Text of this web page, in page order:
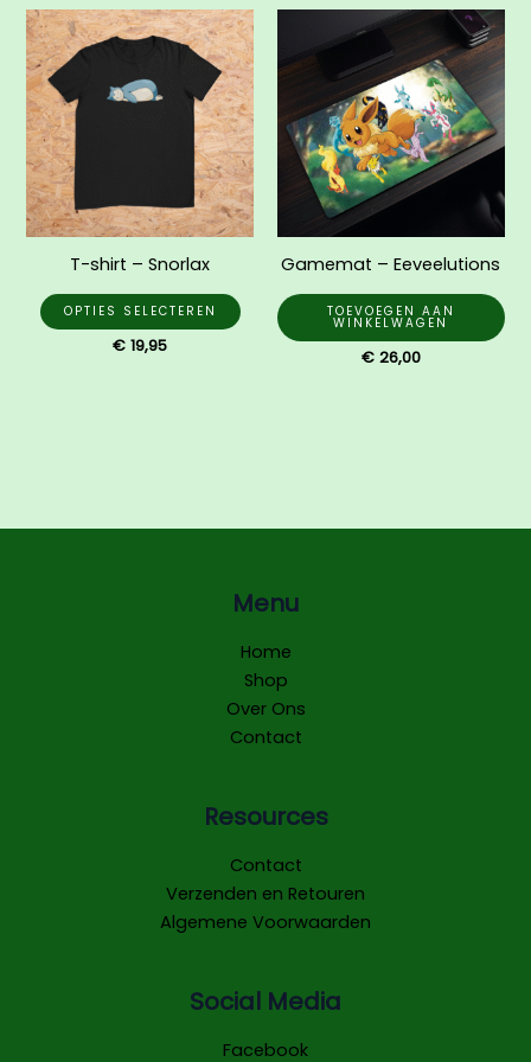
T-shirt – Snorlax
OPTIES SELECTEREN
Dit
product
heeft
meerdere
variaties.
Deze
optie
kan
op
productpagina
€ 19,95
Gamemat – Eeveelutions
TOEVOEGEN AAN
WINKELWAGEN
€26,00
Menu
Home
Shop
Over Ons
Contact
Resources
Contact
Verzenden en Retouren
Algemene Voorwaarden
Social Media
Facebook